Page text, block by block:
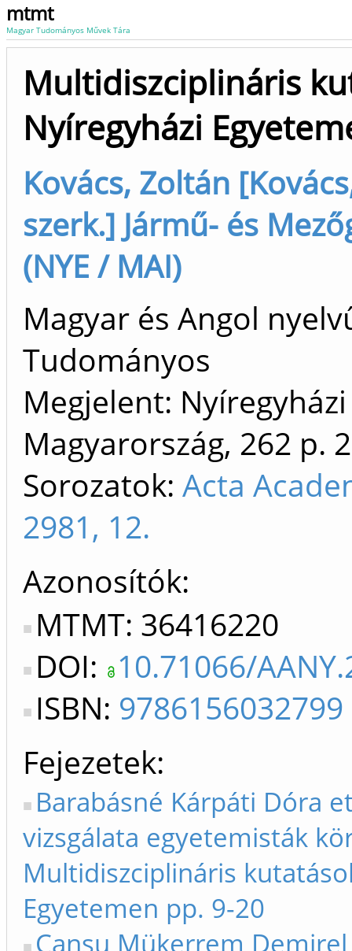
mtmt
Magyar Tudományos Művek Tára
Multidiszciplináris
Nyíregyházi
Kovács, Zoltán
szerk.] Jármű- és
(NYE / MAI)
Magyar és Angol
Tudományos
Megjelent:
Magyarország, 262 p.
Sorozatok: Acta
2981, 12.
Azonosítók
MTMT: 36416220
DOI: 10.71066/
ISBN: 9786156032799
Fejezetek
Barabásné Kárpáti Dóra
vizsgálata egyetemisták
Multidiszciplináris
Egyetemen pp. 9-20
Cansu Mükerrem